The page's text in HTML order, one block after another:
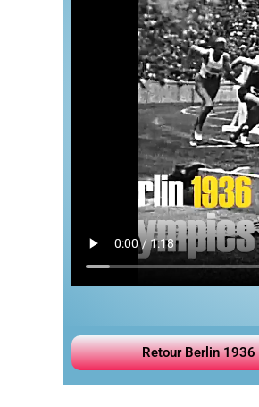
Retour Berlin 1936